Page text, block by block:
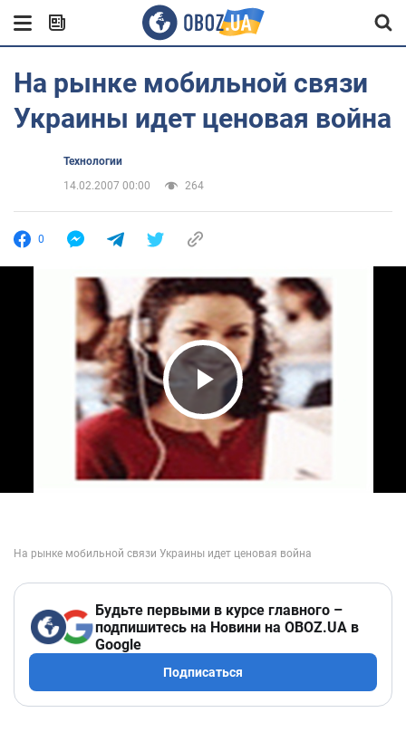
На рынке мобильной связи
Украины идет ценовая война
Технологии
14.02.2007 00:00
264
0
Play Video
Будьте первыми в курсе главного –
подпишитесь на Новини на OBOZ.UA в
Google
Подписаться